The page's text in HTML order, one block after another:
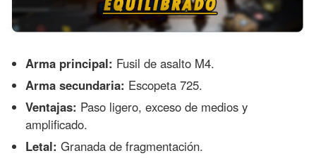
Arma principal: Fusil de asalto M4.
Arma secundaria: Escopeta 725.
Ventajas: Paso ligero, exceso de medios y
amplificado.
Letal: Granada de fragmentación.